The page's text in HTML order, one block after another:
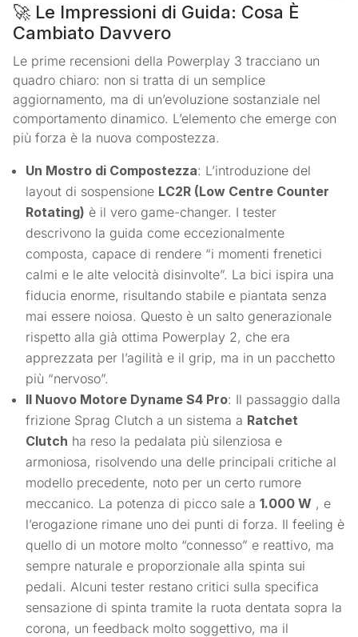
🚀 Le Impressioni di Guida: Cosa È
Cambiato Davvero
Le prime recensioni della Powerplay 3 tracciano un
quadro chiaro: non si tratta di un semplice
aggiornamento, ma di un’evoluzione sostanziale nel
comportamento dinamico. L’elemento che emerge con
più forza è la nuova compostezza.
Un Mostro di Compostezza: L’introduzione del
layout di sospensione LC2R (Low Centre Counter
Rotating) è il vero game-changer. I tester
descrivono la guida come eccezionalmente
composta, capace di rendere “i momenti frenetici
calmi e le alte velocità disinvolte”. La bici ispira una
fiducia enorme, risultando stabile e piantata senza
mai essere noiosa. Questo è un salto generazionale
rispetto alla già ottima Powerplay 2, che era
apprezzata per l’agilità e il grip, ma in un pacchetto
più “nervoso”.
Il Nuovo Motore Dyname S4 Pro: Il passaggio dalla
frizione Sprag Clutch a un sistema a Ratchet
Clutch ha reso la pedalata più silenziosa e
armoniosa, risolvendo una delle principali critiche al
modello precedente, noto per un certo rumore
meccanico. La potenza di picco sale a1.000 W , e
l’erogazione rimane uno dei punti di forza. Il feeling è
quello di un motore molto “connesso” e reattivo, ma
sempre naturale e proporzionale alla spinta sui
pedali. Alcuni tester restano critici sulla specifica
sensazione di spinta tramite la ruota dentata sopra la
corona, un feedback molto soggettivo, ma il